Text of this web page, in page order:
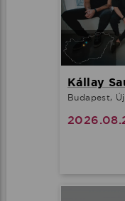
Kállay
Budapest,